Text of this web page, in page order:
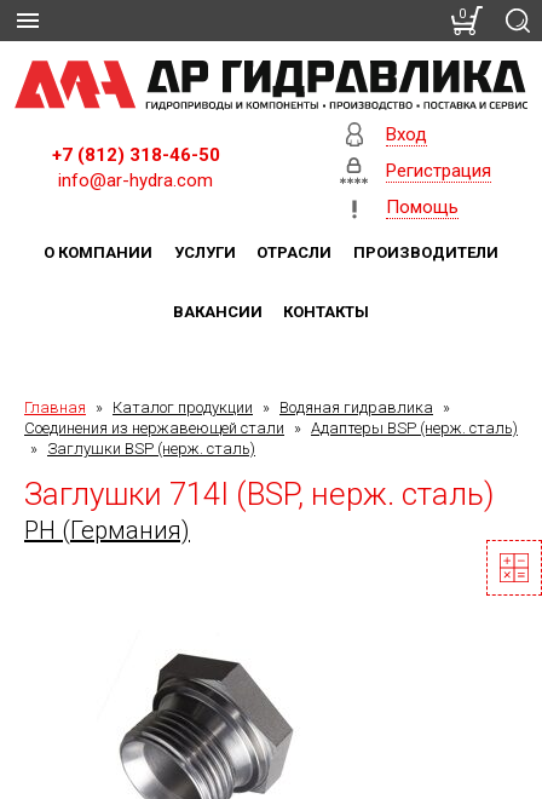
+7 (812) 318-46-50
info@ar-hydra.com
Вход
Регистрация
Помощь
О КОМПАНИИ УСЛУГИ ОТРАСЛИ ПРОИЗВОДИТЕЛИ
ВАКАНСИИ КОНТАКТЫ
Главная » Каталог продукции » Водяная гидравлика
»
Соединения из нержавеющей стали
» Адаптеры BSP (нерж. сталь)
» Заглушки BSP (нерж. сталь)
Заглушки 714I (BSP, нерж. сталь)
PH (Германия)
0